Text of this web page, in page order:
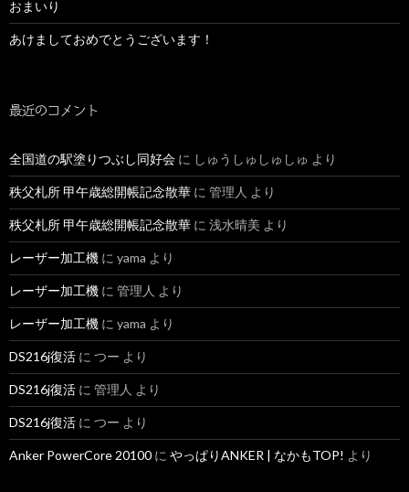
おまいり
あけましておめでとうございます！
最近のコメント
全国道の駅塗りつぶし同好会 に しゅうしゅしゅしゅ より
秩父札所 甲午歳総開帳記念散華 に 管理人 より
秩父札所 甲午歳総開帳記念散華 に 浅水晴美 より
レーザー加工機 に yama より
レーザー加工機 に 管理人 より
レーザー加工機 に yama より
DS216j復活 に つー より
DS216j復活 に 管理人 より
DS216j復活 に つー より
Anker PowerCore 20100 に やっぱりANKER | なかもTOP! より